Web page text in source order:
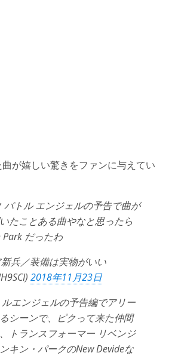
が嬉しい驚きをファンに与えてい
バトル エンジェルの予告で曲が
たことある曲やなと思ったら
だったわ
兵／装備は実物がいい
2018年11月23日
ルエンジェルの予告編でアリー
シーンで、ピクって来た仲間
トランスフォーマー リベンジ
キン・パークのNew Devideな